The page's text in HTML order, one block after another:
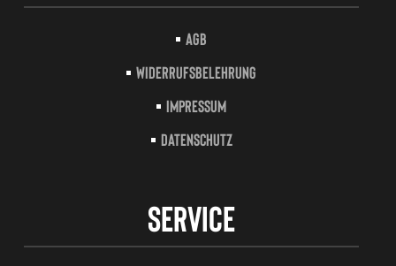
AGB
Widerrufsbelehrung
Impressum
Datenschutz
Service